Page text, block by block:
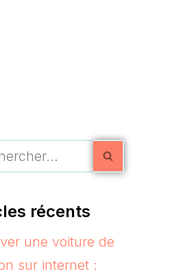
récents
une voiture de
sur internet :